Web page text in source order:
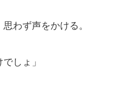
わず声をかける。
しょ」